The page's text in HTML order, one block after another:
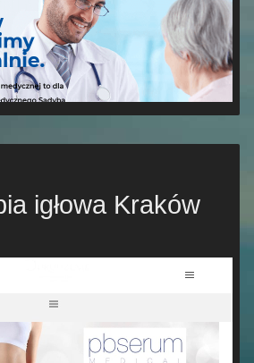
igłowa Kraków